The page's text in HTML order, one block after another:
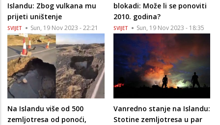
Islandu: Zbog vulkana mu
prijeti uništenje
SVIJET Sun, 19 Nov 2023 - 22:21
blokadi: Može li se ponoviti
2010. godina?
SVIJET Sun, 19 Nov 2023 - 18:35
Na Islandu više od 500
zemljotresa od ponoći,
Vanredno stanje na Islandu:
Stotine zemljotresa u par